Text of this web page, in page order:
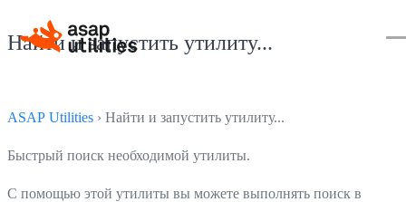
Найти и запустить утилиту...
ASAP Utilities › Найти и запустить утилиту...
Быстрый поиск необходимой утилиты.
С помощью этой утилиты вы можете выполнять поиск в